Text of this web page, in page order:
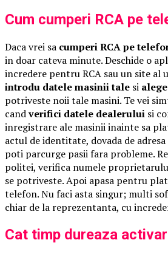
Cum cumperi RCA pe
Daca vrei sa cumperi RCA pe
in doar cateva minute. Deschide o
incredere pentru RCA sau un site al
introdu datele masinii tale si
potriveste noii tale masini. Te vei
candverifici datele dealerului si
inregistrare ale masinii inainte sa
actul de identitate, dovada de
poti parcurge pasii fara probleme.
politei, verifica numele
se potriveste. Apoi apasa pentru
telefon. Nu faci asta singur; multi
chiar de la reprezentanta, cu
Cat timp dureaza